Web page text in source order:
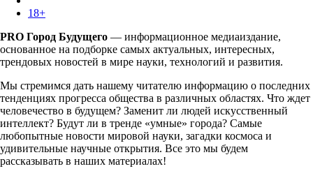
18+
PRO Город Будущего — информационное медиаиздание,
основанное на подборке самых актуальных, интересных,
трендовых новостей в мире науки, технологий и развития.
Мы стремимся дать нашему читателю информацию о последних
тенденциях прогресса общества в различных областях. Что ждет
человечество в будущем? Заменит ли людей искусственный
интеллект? Будут ли в тренде «умные» города? Самые
любопытные новости мировой науки, загадки космоса и
удивительные научные открытия. Все это мы будем
рассказывать в наших материалах!